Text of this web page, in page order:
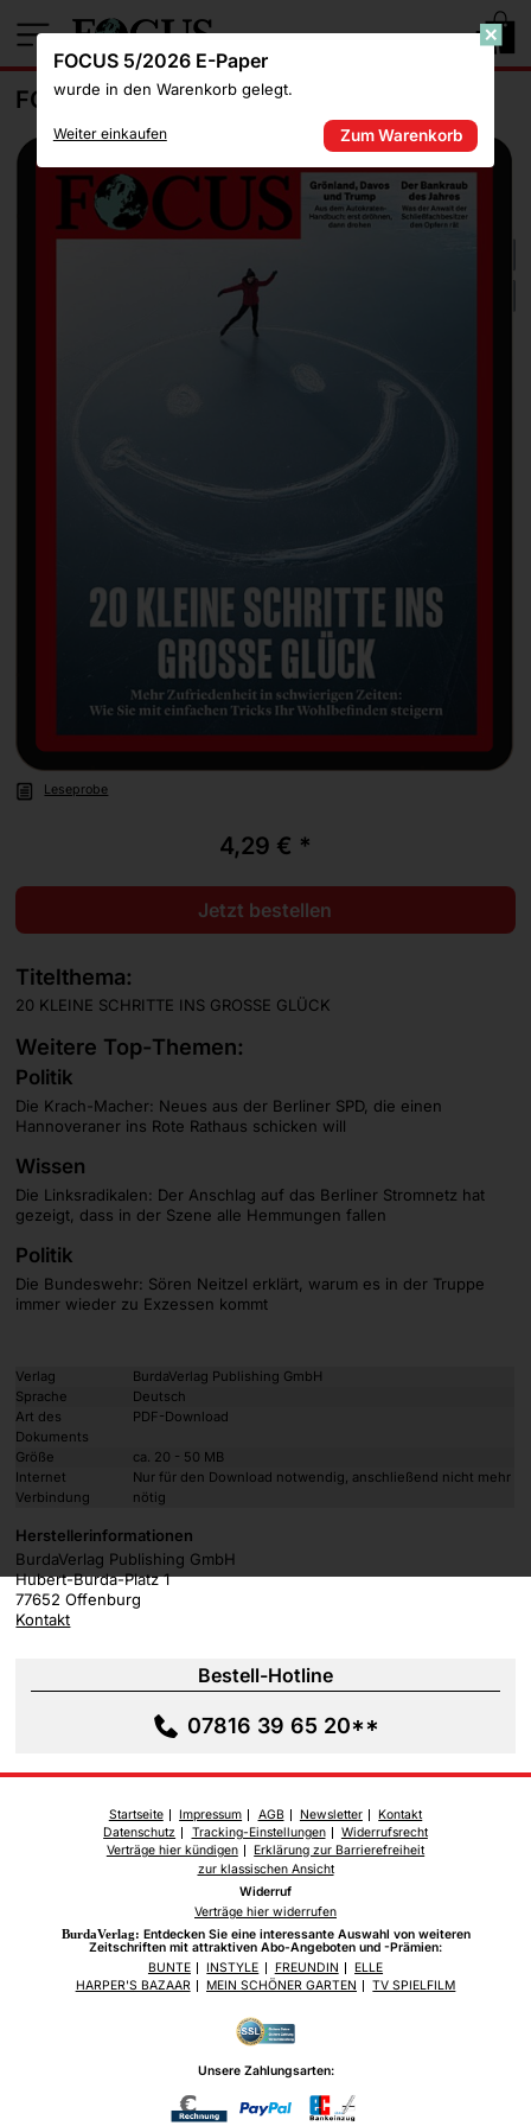
FOCUS 5/2026 E-Paper
wurde in den Warenkorb gelegt.
Weiter einkaufen Zum Warenkorb
1
FOCUS 5/2026 E-PAPER
Leseprobe
4,29 € *
Jetzt bestellen
Titelthema:
20 KLEINE SCHRITTE INS GROSSE GLÜCK
Weitere Top-Themen:
Politik
Die Krach-Macher: Neues aus der Berliner SPD, die einen
Hannoveraner ins Rote Rathaus schicken will
Wissen
Die Linksradikalen: Der Anschlag auf das Berliner Stromnetz hat
gezeigt, dass in der Szene alle Hemmungen fallen
Politik
Die Bundeswehr: Sören Neitzel erklärt, warum es in der Truppe
immer wieder zu Exzessen kommt
Verlag
BurdaVerlag Publishing GmbH
Sprache
Deutsch
Art des
Dokuments
PDF-Download
Größe
ca. 20 - 50 MB
Internet
Verbindung
Nur für den Download notwendig, anschließend nicht mehr
nötig
Herstellerinformationen
BurdaVerlag Publishing GmbH
Hubert-Burda-Platz 1
77652 Offenburg
Kontakt
Bestell-Hotline
07816 39 65 20**
Startseite Impressum AGB Newsletter
Kontakt
Datenschutz
Tracking-Einstellungen
Widerrufsrecht
Verträge hier kündigen
Erklärung zur Barrierefreiheit
zur klassischen Ansicht
Widerruf
Verträge hier widerrufen
BurdaVerlag: Entdecken Sie eine interessante Auswahl von weiteren
Zeitschriften mit attraktiven Abo-Angeboten und -Prämien:
BUNTE
INSTYLE FREUNDIN
ELLE
HARPER'S BAZAAR
MEIN SCHÖNER GARTEN TV SPIELFILM
Unsere Zahlungsarten: